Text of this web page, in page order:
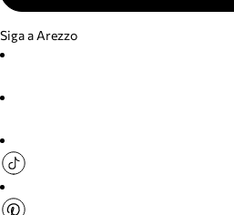
Siga a Arezzo